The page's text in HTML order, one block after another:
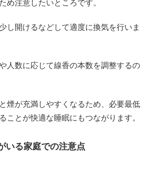
め注意したいところです。
し開けるなどして適度に換気を行いま
人数に応じて線香の本数を調整するの
煙が充満しやすくなるため、必要最低
ことが快適な睡眠にもつながります。
いる家庭での注意点